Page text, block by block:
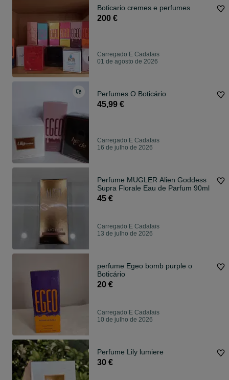
Boticario cremes e perfumes
200 €
Carregado E Cadafais
01 de agosto de 2026
Perfumes O Boticário
45,99 €
Carregado E Cadafais
16 de julho de 2026
Perfume MUGLER Alien Goddess
Supra Florale Eau de Parfum 90ml
45 €
Carregado E Cadafais
13 de julho de 2026
perfume Egeo bomb purple o
Boticário
20 €
Carregado E Cadafais
10 de julho de 2026
Perfume Lily lumiere
30 €